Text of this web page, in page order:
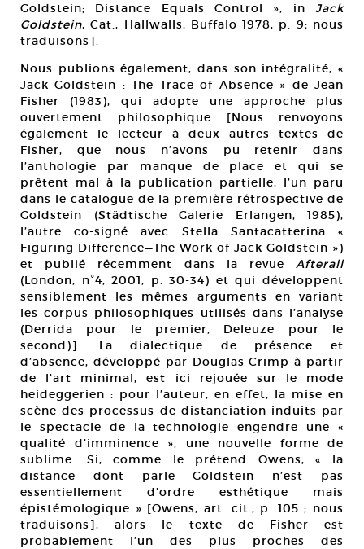
Goldstein; Distance Equals Control », in Jack
Goldstein, Cat., Hallwalls, Buffalo 1978, p. 9; nous
traduisons].
Nous publions également, dans son intégralité, «
Jack Goldstein : The Trace of Absence » de Jean
Fisher (1983), qui adopte une approche plus
ouvertement philosophique [Nous renvoyons
également le lecteur à deux autres textes de
Fisher, que nous n’avons pu retenir dans
l’anthologie par manque de place et qui se
prêtent mal à la publication partielle, l’un paru
dans le catalogue de la première rétrospective de
Goldstein (Städtische Galerie Erlangen, 1985),
l’autre co-signé avec Stella Santacatterina «
Figuring Difference—The Work of Jack Goldstein »)
et publié récemment dans la revue Afterall
(London, n°4, 2001, p. 30-34) et qui développent
sensiblement les mêmes arguments en variant
les corpus philosophiques utilisés dans l’analyse
(Derrida pour le premier, Deleuze pour le
second)]. La dialectique de présence et
d’absence, développé par Douglas Crimp à partir
de l’art minimal, est ici rejouée sur le mode
heideggerien : pour l’auteur, en effet, la mise en
scène des processus de distanciation induits par
le spectacle de la technologie engendre une «
qualité d’imminence », une nouvelle forme de
sublime. Si, comme le prétend Owens, « la
distance dont parle Goldstein n’est pas
essentiellement d’ordre esthétique mais
épistémologique » [Owens, art. cit., p. 105 ; nous
traduisons], alors le texte de Fisher est
probablement l’un des plus proches des